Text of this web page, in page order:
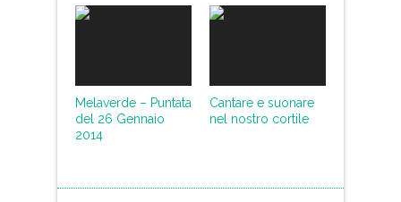
Melaverde – Puntata
del 26 Gennaio
2014
Cantare e suonare
nel nostro cortile